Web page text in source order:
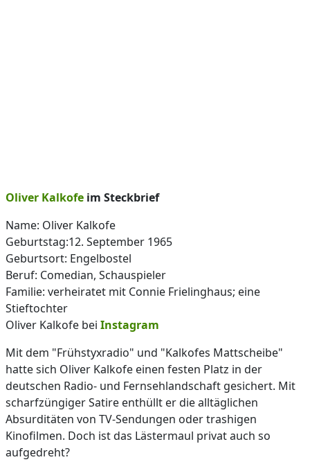
Oliver Kalkofe im Steckbrief
Name: Oliver Kalkofe
Geburtstag:12. September 1965
Geburtsort: Engelbostel
Beruf: Comedian, Schauspieler
Familie: verheiratet mit Connie Frielinghaus; eine
Stieftochter
Oliver Kalkofe bei Instagram
Mit dem "Frühstyxradio" und "Kalkofes Mattscheibe"
hatte sich Oliver Kalkofe einen festen Platz in der
deutschen Radio- und Fernsehlandschaft gesichert. Mit
scharfzüngiger Satire enthüllt er die alltäglichen
Absurditäten von TV-Sendungen oder trashigen
Kinofilmen. Doch ist das Lästermaul privat auch so
aufgedreht?